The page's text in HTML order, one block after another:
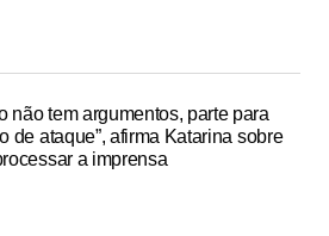
não tem argumentos, parte para
de ataque”, afirma Katarina sobre
a imprensa